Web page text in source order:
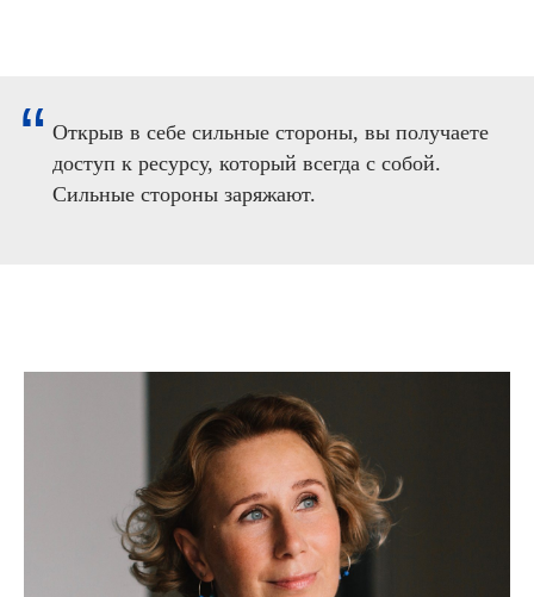
“ Открыв в себе сильные стороны, вы получаете
доступ к ресурсу, который всегда с собой.
Сильные стороны заряжают.